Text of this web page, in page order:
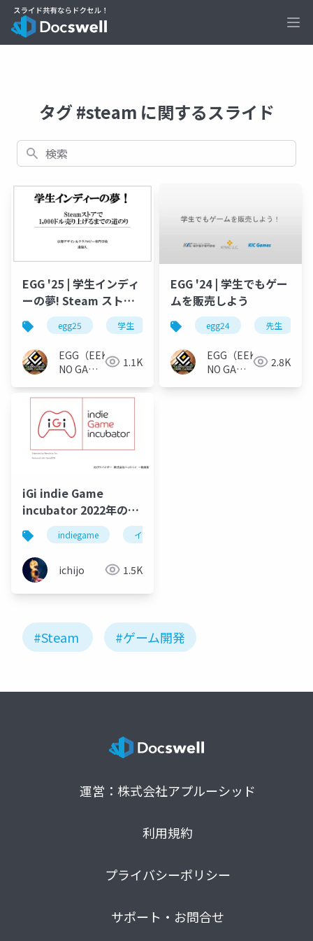
タグ #steam に関するスライド
検索
EGG '25 | 学生インディ
ーの夢! Steam ストア
で 1,000 ドル売り上げ
るまでの道のり
egg25 学生
EGG（EEKANJI
NO GAME
1.1K
EGG '24 | 学生でもゲー
ムを販売しよう
egg24 先生
EGG（EEKANJI
NO GAME
2.8K
iGi indie Game
incubator 2022年の第
二期募集について
indiegame インディーゲーム
ichijo 1.5K
#Steam #ゲーム開発
運営：株式会社アプルーシッド
利用規約
プライバシーポリシー
サポート・お問合せ